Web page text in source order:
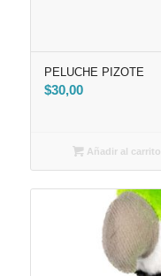
PELUCHE PIZOTE
$30,00
Añadir al carrito